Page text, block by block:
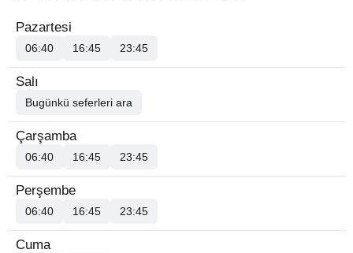
Pazartesi
06:40 16:45 23:45
Salı
Bugünkü seferleri ara
Çarşamba
06:40 16:45 23:45
Perşembe
06:40 16:45 23:45
Cuma